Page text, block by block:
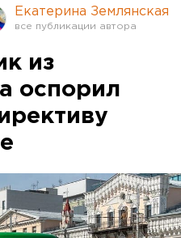
Екатерина Землянская
из
оспорил